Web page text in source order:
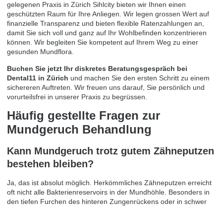
gelegenen Praxis in Zürich Sihlcity bieten wir Ihnen einen
geschützten Raum für Ihre Anliegen. Wir legen grossen Wert auf
finanzielle Transparenz und bieten flexible Ratenzahlungen an,
damit Sie sich voll und ganz auf Ihr Wohlbefinden konzentrieren
können. Wir begleiten Sie kompetent auf Ihrem Weg zu einer
gesunden Mundflora.
Buchen Sie jetzt Ihr diskretes Beratungsgespräch bei
Dental11 in Zürich und machen Sie den ersten Schritt zu einem
sichereren Auftreten. Wir freuen uns darauf, Sie persönlich und
vorurteilsfrei in unserer Praxis zu begrüssen.
Häufig gestellte Fragen zur
Mundgeruch Behandlung
Kann Mundgeruch trotz gutem Zähneputzen
bestehen bleiben?
Ja, das ist absolut möglich. Herkömmliches Zähneputzen erreicht
oft nicht alle Bakterienreservoirs in der Mundhöhle. Besonders in
den tiefen Furchen des hinteren Zungenrückens oder in schwer